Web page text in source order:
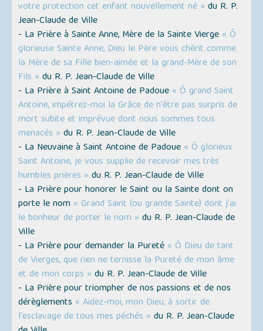
votre protection cet enfant nouvellement né » du R. P.
Jean-Claude de Ville
- La Prière à Sainte Anne, Mère de la Sainte Vierge « Ô
glorieuse Sainte Anne, Dieu le Père vous chérit comme
la Mère de sa Fille bien-aimée et la grand-Mère de son
Fils » du R. P. Jean-Claude de Ville
- La Prière à Saint Antoine de Padoue « Ô grand Saint
Antoine, impétrez-moi la Grâce de n'être pas surpris de
mort subite et imprévue dont nous sommes tous
menacés » du R. P. Jean-Claude de Ville
- La Neuvaine à Saint Antoine de Padoue « Ô glorieux
Saint Antoine, je vous supplie de recevoir mes très
humbles prières » du R. P. Jean-Claude de Ville
- La Prière pour honorer le Saint ou la Sainte dont on
porte le nom « Grand Saint (ou grande Sainte) dont j'ai
le bonheur de porter le nom » du R. P. Jean-Claude de
Ville
- La Prière pour demander la Pureté « Ô Dieu de tant
de Vierges, que rien ne ternisse la Pureté de mon âme
et de mon corps » du R. P. Jean-Claude de Ville
- La Prière pour triompher de nos passions et de nos
dérèglements « Aidez-moi, mon Dieu, à sortir de
l'esclavage de tous mes péchés » du R. P. Jean-Claude